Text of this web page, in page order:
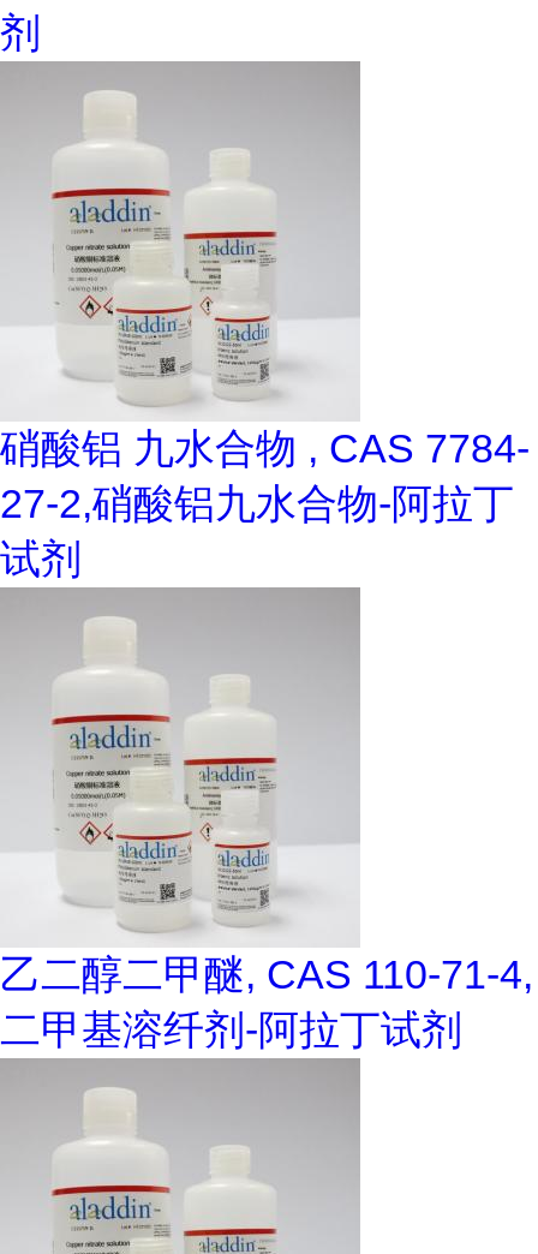
剂
硝酸铝 九水合物 , CAS 7784-
27-2,硝酸铝九水合物-阿拉丁
试剂
乙二醇二甲醚, CAS 110-71-4,
二甲基溶纤剂-阿拉丁试剂